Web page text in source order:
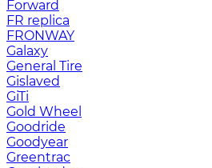
Forward
FR replica
FRONWAY
Galaxy
General Tire
Gislaved
GiTi
Gold Wheel
Goodride
Goodyear
Greentrac